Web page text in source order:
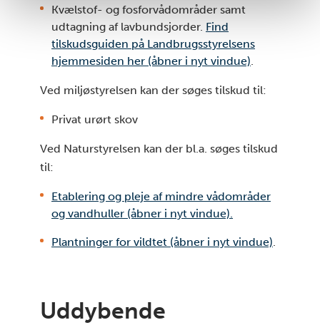
Kvælstof- og fosforvådområder samt
udtagning af lavbundsjorder. Find
tilskudsguiden på Landbrugsstyrelsens
hjemmesiden her (åbner i nyt vindue).
Ved miljøstyrelsen kan der søges tilskud til:
Privat urørt skov
Ved Naturstyrelsen kan der bl.a. søges tilskud
til:
Etablering og pleje af mindre vådområder
og vandhuller (åbner i nyt vindue).
Plantninger for vildtet (åbner i nyt vindue).
Uddybende